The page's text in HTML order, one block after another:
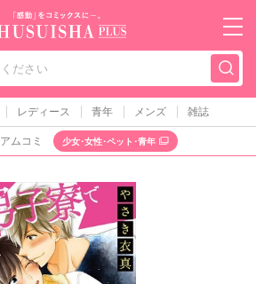
秋水社PLUS（テ
レディース 青年 メンズ 雑誌
アムコミ 少女･女性･ペット･青年